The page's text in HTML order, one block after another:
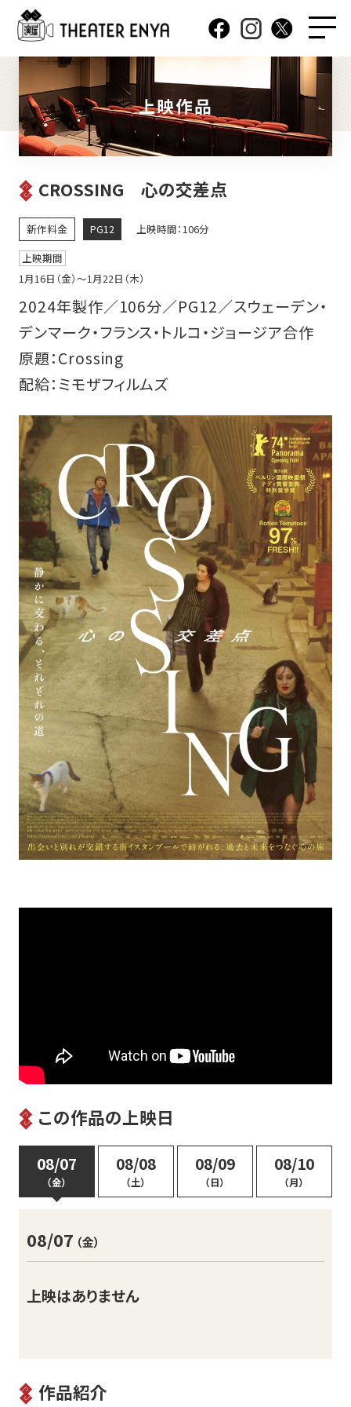
上映作品
CROSSING 心の交差点
新作料金 PG12
上映時間：106分
上映期間
1月16日（金）〜1月22日（木）
2024年製作／106分／PG12／スウェーデン・
デンマーク・フランス・トルコ・ジョージア合作
原題：Crossing
配給：ミモザフィルムズ
この作品の上映日
08/07
（金）
08/08
（土）
08/09
（日）
08/10
（月）
08/07 （金）
上映はありません
作品紹介